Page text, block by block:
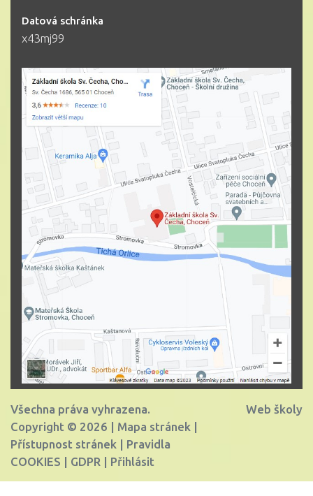
Datová schránka
x43mj99
Všechna práva vyhrazena.
Copyright © 2026 | Mapa stránek |
Přístupnost stránek | Pravidla
COOKIES | GDPR | Přihlásit
Web školy